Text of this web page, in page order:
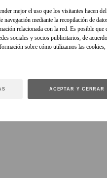
mejor el uso que los visitantes hacen
mediante la recopilación de
relacionada con la red. Es posible que
sociales y socios publicitarios, de
sobre cómo utilizamos las
ACEPTAR Y CERRAR
colección para una escapada